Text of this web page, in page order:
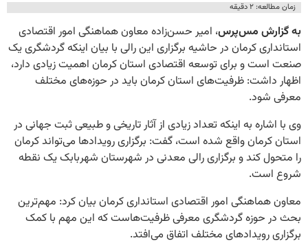
زمان مطالعه: ۲ دقیقه
به گزارش مس‌پرس، امیر حسن‌زاده معاون هماهنگی امور اقتصادی
استانداری کرمان در حاشیه برگزاری این رالی با بیان اینکه گردشگری یک
صنعت است و برای توسعه اقتصادی استان کرمان اهمیت زیادی دارد،
اظهار داشت: ظرفیت‌های استان کرمان باید در حوزه‌های مختلف
معرفی شود.
وی با اشاره به اینکه تعداد زیادی از آثار تاریخی و طبیعی ثبت جهانی در
استان کرمان واقع شده است، گفت: برگزاری رویدادها می‌تواند کرمان
را متحول کند و برگزاری رالی معدنی در شهرستان شهربابک یک نقطه
شروع است.
معاون هماهنگی امور اقتصادی استانداری کرمان‌ بیان کرد: مهم‌ترین
بحث در حوزه گردشگری معرفی ظرفیت‌هاست که این مهم با کمک
برگزاری رویدادهای مختلف اتفاق می‌افتد.